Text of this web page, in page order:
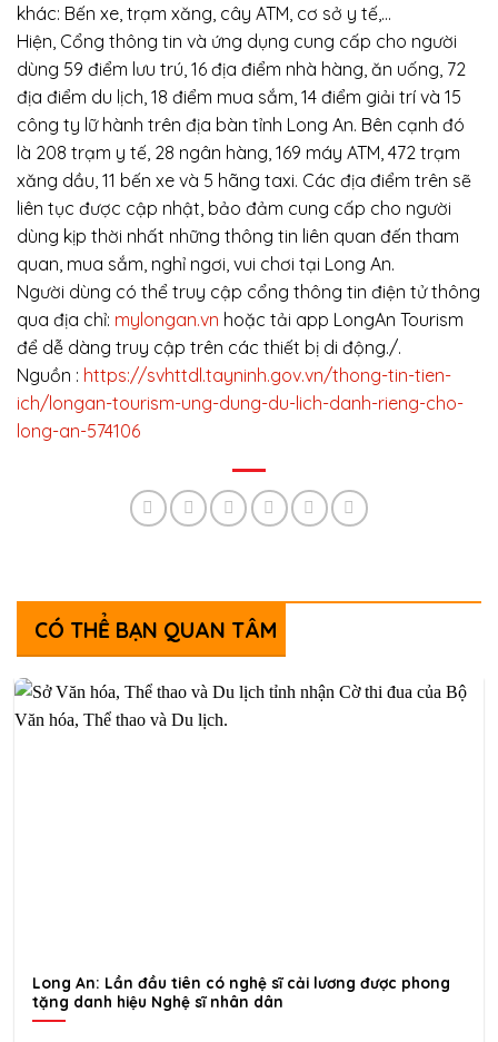
khác: Bến xe, trạm xăng, cây ATM, cơ sở y tế,…
Hiện, Cổng thông tin và ứng dụng cung cấp cho người
dùng 59 điểm lưu trú, 16 địa điểm nhà hàng, ăn uống, 72
địa điểm du lịch, 18 điểm mua sắm, 14 điểm giải trí và 15
công ty lữ hành trên địa bàn tỉnh Long An. Bên cạnh đó
là 208 trạm y tế, 28 ngân hàng, 169 máy ATM, 472 trạm
xăng dầu, 11 bến xe và 5 hãng taxi. Các địa điểm trên sẽ
liên tục được cập nhật, bảo đảm cung cấp cho người
dùng kịp thời nhất những thông tin liên quan đến tham
quan, mua sắm, nghỉ ngơi, vui chơi tại Long An.
Người dùng có thể truy cập cổng thông tin điện tử thông
qua địa chỉ: mylongan.vn hoặc tải app LongAn Tourism
để dễ dàng truy cập trên các thiết bị di động./.
Nguồn : https://svhttdl.tayninh.gov.vn/thong-tin-tien-
ich/longan-tourism-ung-dung-du-lich-danh-rieng-cho-
long-an-574106
CÓ THỂ BẠN QUAN TÂM
Long An: Lần đầu tiên có nghệ sĩ cải lương được phong
tặng danh hiệu Nghệ sĩ nhân dân